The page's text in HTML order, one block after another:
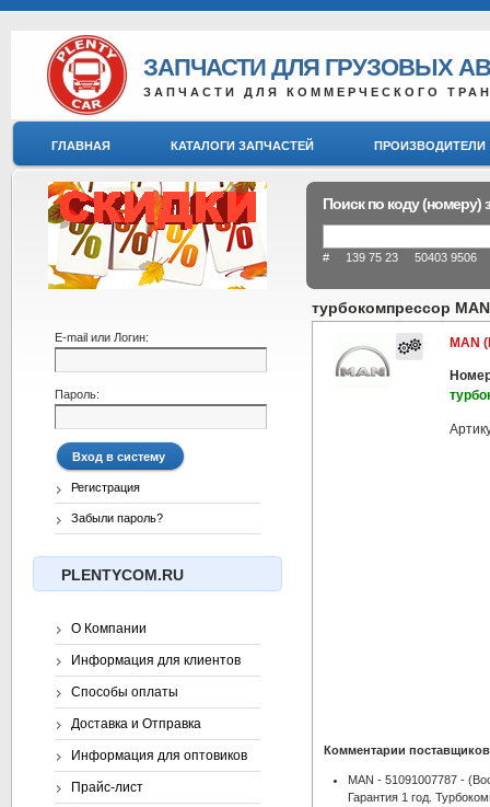
ЗАПЧАСТИ ДЛЯ ГРУЗОВЫХ
ЗАПЧАСТИ ДЛЯ КОММЕРЧЕСКОГО
ГЛАВНАЯ КАТАЛОГИ ЗАПЧАСТЕЙ ПРОИЗВОДИТЕЛИ
Поиск по коду (номеру)
# 139 75 23 50403 9506
турбокомпрессор
MAN
Комментарии
MAN - 51091007787 -
Гарантия 1 год.
E-mail или Логин:
Пароль:
Регистрация
Забыли пароль?
PLENTYCOM.RU
О Компании
Информация для клиентов
Способы оплаты
Доставка и Отправка
Информация для оптовиков
Прайс-лист